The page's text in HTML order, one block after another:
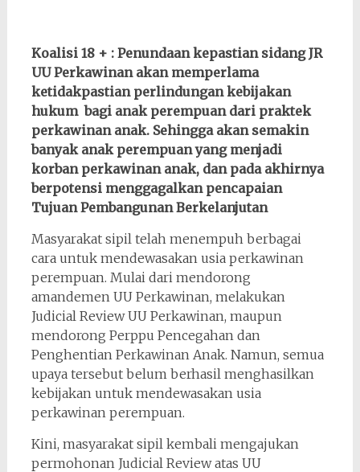
Koalisi 18 + : Penundaan kepastian sidang JR
UU Perkawinan akan memperlama
ketidakpastian perlindungankebijakan
hukum bagi anak perempuan dari praktek
perkawinan anak. Sehingga akan semakin
banyak anak perempuan yang menjadi
korban perkawinan anak, dan pada akhirnya
berpotensi menggagalkan pencapaian
Tujuan Pembangunan Berkelanjutan
Masyarakat sipil telah menempuh berbagai
cara untuk mendewasakan usia perkawinan
perempuan. Mulai dari mendorong
amandemen UU Perkawinan, melakukan
Judicial Review UU Perkawinan, maupun
mendorong Perppu Pencegahan dan
Penghentian Perkawinan Anak. Namun, semua
upaya tersebut belum berhasil menghasilkan
kebijakan untuk mendewasakan usia
perkawinan perempuan.
Kini, masyarakat sipil kembali mengajukan
permohonan Judicial Review atas UU